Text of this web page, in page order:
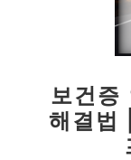
보건증
해결법